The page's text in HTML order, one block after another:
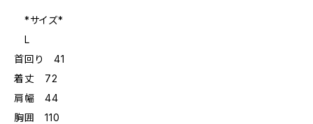
*サイズ*
L
首回り 41
着丈 72
肩幅 44
胸囲 110